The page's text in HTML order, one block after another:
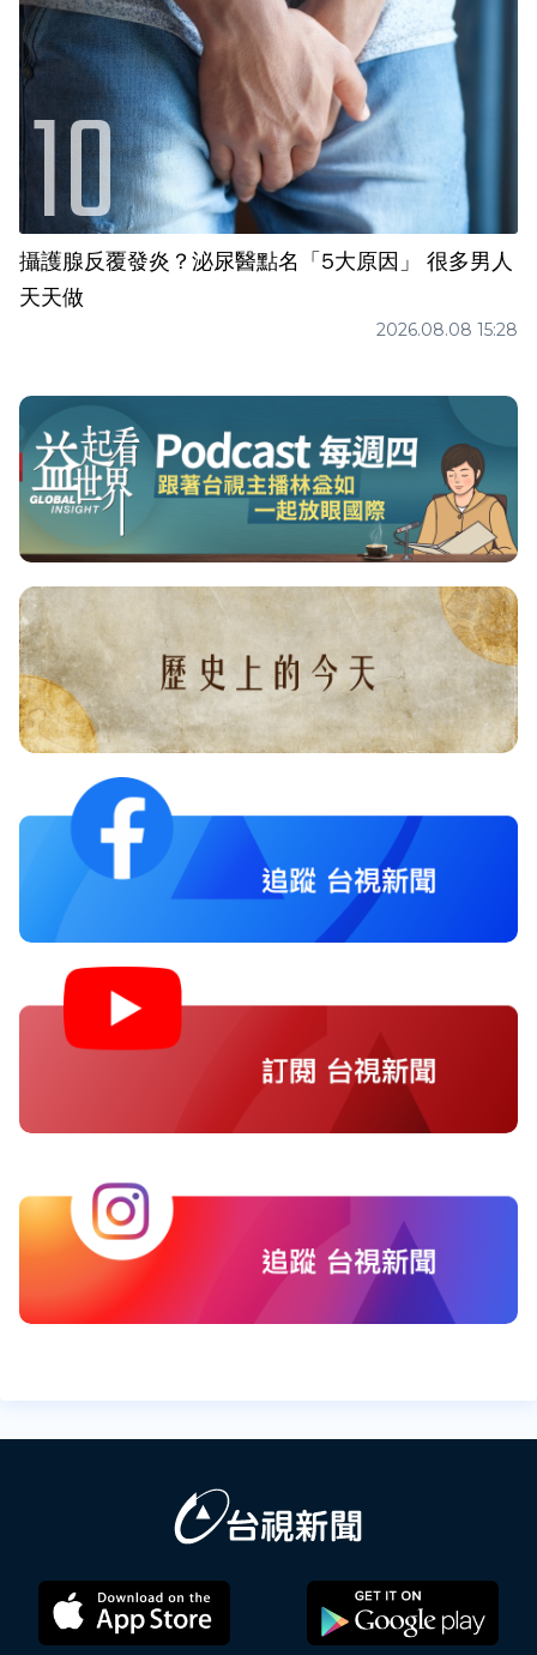
攝護腺反覆發炎？泌尿醫點名「5大原因」 很多男人
天天做
2026.08.08 15:28